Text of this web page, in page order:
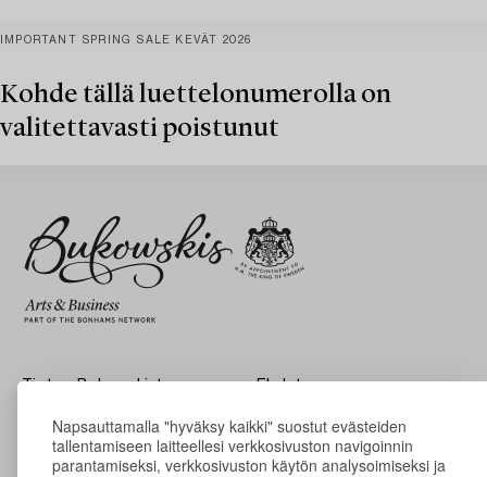
Napsauttamalla "hyväksy kaikki" suostut evästeiden
tallentamiseen laitteellesi verkkosivuston navigoinnin
parantamiseksi, verkkosivuston käytön analysoimiseksi ja
IMPORTANT SPRING SALE KEVÄT 2026
Kohde tällä luettelonumerolla on
valitettavasti poistunut
Tietoa Bukowskista
Ota yhteyttä
asiantuntijoihimme
Ehdot
Bukipedia
Systembolaget's Wine and